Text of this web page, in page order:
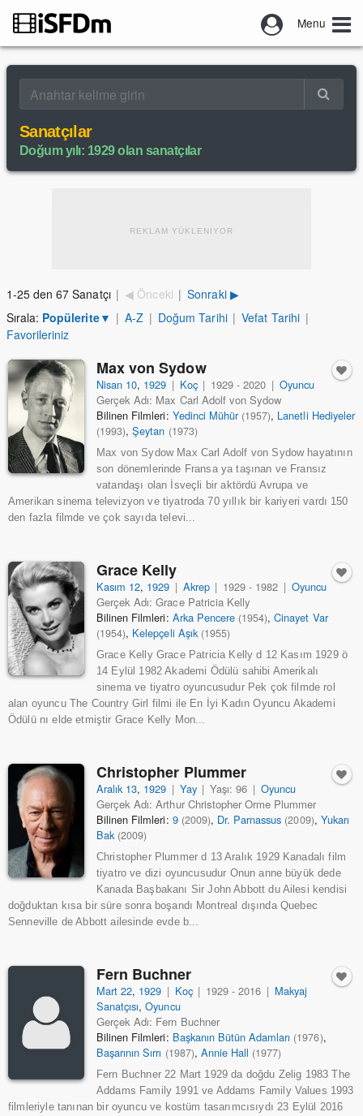
Menu
Sanatçılar
Doğum yılı: 1929 olan sanatçılar
REKLAM YÜKLENİYOR
1-25 den 67 Sanatçı | ◀ Önceki | Sonraki ▶
Sırala: Popülerite▼ | A-Z | Doğum Tarihi | Vefat Tarihi |
Favorileriniz
Max von Sydow
Nisan 10, 1929 | Koç | 1929 - 2020 | Oyuncu
Gerçek Adı: Max Carl Adolf von Sydow
Bilinen Filmleri: Yedinci Mühür (1957), Lanetli Hediyeler
(1993),Şeytan (1973)
Max von Sydow Max Carl Adolf von Sydow hayatının
son dönemlerinde Fransa ya taşınan ve Fransız
vatandaşı olan İsveçli bir aktördü Avrupa ve
Amerikan sinema televizyon ve tiyatroda 70 yıllık bir kariyeri vardı 150
den fazla filmde ve çok sayıda televi...
Grace Kelly
Kasım 12, 1929 | Akrep | 1929 - 1982 | Oyuncu
Gerçek Adı: Grace Patricia Kelly
Bilinen Filmleri: Arka Pencere (1954),Cinayet Var
(1954), Kelepçeli Aşık (1955)
Grace Kelly Grace Patricia Kelly d 12 Kasım 1929 ö
14 Eylül 1982 Akademi Ödülü sahibi Amerikalı
sinema ve tiyatro oyuncusudur Pek çok filmde rol
alan oyuncu The Country Girl filmi ile En İyi Kadın Oyuncu Akademi
Ödülü nı elde etmiştir Grace Kelly Mon...
Christopher Plummer
Aralık 13, 1929 | Yay | Yaşı: 96 | Oyuncu
Gerçek Adı: Arthur Christopher Orme Plummer
Bilinen Filmleri: 9 (2009), Dr. Parnassus (2009), Yukarı
Bak (2009)
Christopher Plummer d 13 Aralık 1929 Kanadalı film
tiyatro ve dizi oyuncusudur Onun anne büyük dede
Kanada Başbakanı Sir John Abbott du Ailesi kendisi
doğduktan kısa bir süre sonra boşandı Montreal dışında Quebec
Senneville de Abbott ailesinde evde b...
Fern Buchner
Mart 22, 1929 | Koç | 1929 - 2016 | Makyaj
Sanatçısı,Oyuncu
Gerçek Adı: Fern Buchner
Bilinen Filmleri: Başkanın Bütün Adamları (1976),
Başarının Sırrı (1987), Annie Hall (1977)
Fern Buchner 22 Mart 1929 da doğdu Zelig 1983 The
Addams Family 1991 ve Addams Family Values 1993
filmleriyle tanınan bir oyuncu ve kostüm tasarımcısıydı 23 Eylül 2016